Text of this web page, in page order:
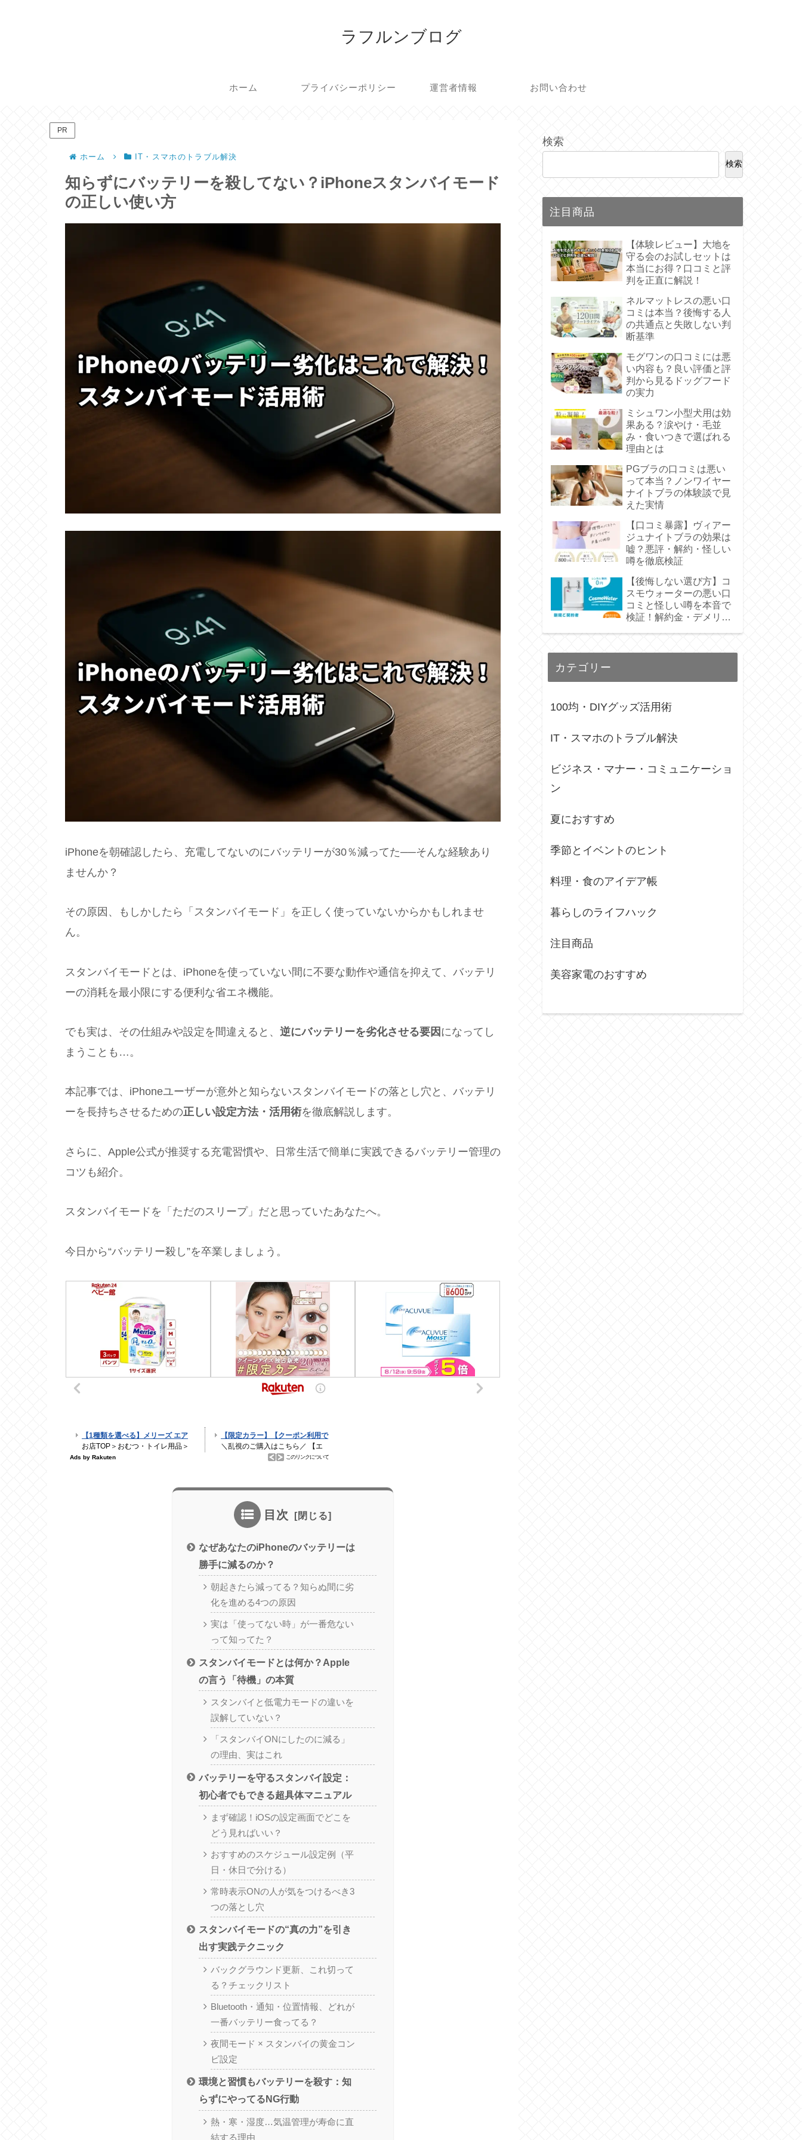
ラフルンブログ
ホーム プライバシーポリシー 運営者情報 お問い合わせ
PR
ホーム IT・スマホのトラブル解決
知らずにバッテリーを殺してない？iPhoneスタンバイモード
の正しい使い方
iPhoneを朝確認したら、充電してないのにバッテリーが30％減ってた──そんな経験あり
ませんか？
その原因、もしかしたら「スタンバイモード」を正しく使っていないからかもしれませ
ん。
スタンバイモードとは、iPhoneを使っていない間に不要な動作や通信を抑えて、バッテリ
ーの消耗を最小限にする便利な省エネ機能。
でも実は、その仕組みや設定を間違えると、 逆にバッテリーを劣化させる要因 になってし
まうことも…。
本記事では、iPhoneユーザーが意外と知らないスタンバイモードの落とし穴と、バッテリ
ーを長持ちさせるための正しい設定方法・活用術を徹底解説します。
さらに、Apple公式が推奨する充電習慣や、日常生活で簡単に実践できるバッテリー管理の
コツも紹介。
スタンバイモードを「ただのスリープ」だと思っていたあなたへ。
今日から“バッテリー殺し”を卒業しましょう。
目次
なぜあなたのiPhoneのバッテリーは
勝手に減るのか？
朝起きたら減ってる？知らぬ間に劣
化を進める4つの原因
実は「使ってない時」が一番危ない
って知ってた？
スタンバイモードとは何か？Apple
の言う「待機」の本質
スタンバイと低電力モードの違いを
誤解していない？
「スタンバイONにしたのに減る」
の理由、実はこれ
バッテリーを守るスタンバイ設定：
初心者でもできる超具体マニュアル
まず確認！iOSの設定画面でどこを
どう見ればいい？
おすすめのスケジュール設定例（平
日・休日で分ける）
常時表示ONの人が気をつけるべき3
つの落とし穴
スタンバイモードの“真の力”を引き
出す実践テクニック
バックグラウンド更新、これ切って
る？チェックリスト
Bluetooth・通知・位置情報、どれが
一番バッテリー食ってる？
夜間モード × スタンバイの黄金コン
ビ設定
環境と習慣もバッテリーを殺す：知
らずにやってるNG行動
熱・寒・湿度…気温管理が寿命に直
結する理由
検索
検索
注目商品
【体験レビュー】大地を
守る会のお試しセットは
本当にお得？口コミと評
判を正直に解説！
ネルマットレスの悪い口
コミは本当？後悔する人
の共通点と失敗しない判
断基準
モグワンの口コミには悪
い内容も？良い評価と評
判から見るドッグフード
の実力
ミシュワン小型犬用は効
果ある？涙やけ・毛並
み・食いつきで選ばれる
理由とは
PGブラの口コミは悪い
って本当？ノンワイヤー
ナイトブラの体験談で見
えた実情
【口コミ暴露】ヴィアー
ジュナイトブラの効果は
嘘？悪評・解約・怪しい
噂を徹底検証
【後悔しない選び方】コ
スモウォーターの悪い口
コミと怪しい噂を本音で
検証！解約金・デメリッ
カテゴリー
100均・DIYグッズ活用術
IT・スマホのトラブル解決
ビジネス・マナー・コミュニケーショ
ン
夏におすすめ
季節とイベントのヒント
料理・食のアイデア帳
暮らしのライフハック
注目商品
美容家電のおすすめ